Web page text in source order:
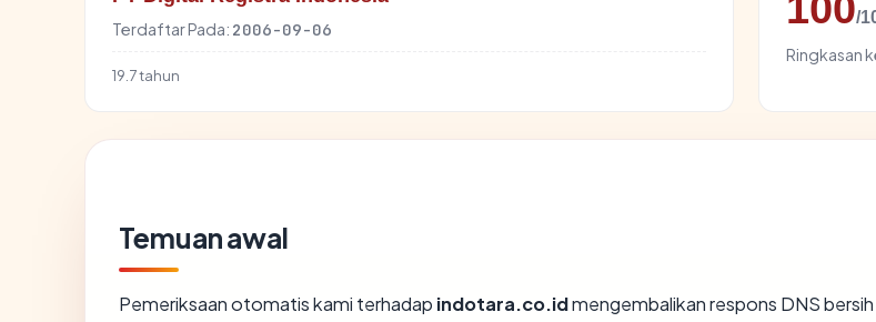
Terdaftar Pada: 2006-09-06
19.7 tahun
/
Ringkasan
Temuan awal
Pemeriksaan otomatis kami terhadap indotara.co.idmengembalikan respons DNS